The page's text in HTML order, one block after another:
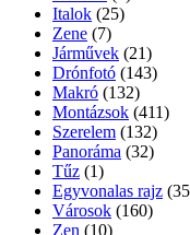
Italok (25)
Zene (7)
Járművek (21)
Drónfotó (143)
Makró (132)
Montázsok (411)
Szerelem (132)
Panoráma (32)
Tűz (1)
Egyvonalas rajz
Városok (160)
Zen (10)